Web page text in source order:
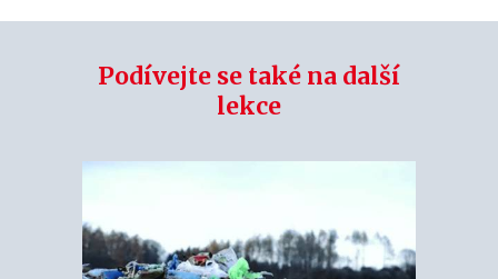
Podívejte se také na další
lekce